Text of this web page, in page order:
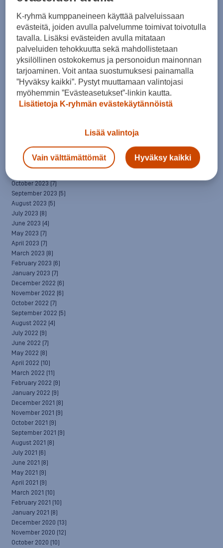
April 2025(7)
March 2025(7)
February 2025
(6)
January 2025 (8)
December 2024
November 2024(10)
October 2024(8)
September 2024(4)
August 2024(6)
July 2024(5)
June 2024(5)
January 2024
(7)
December 2023
October 2023 (7)
September 2023 (5)
August 2023 (5)
July 2023 (8)
June 2023 (4)
May 2023 (7)
April 2023 (7)
March 2023 (8)
February 2023 (6)
January 2023 (7)
December 2022 (6)
November 2022 (6)
October 2022 (7)
September 2022 (5)
August 2022 (4)
July 2022 (9)
June 2022 (7)
May 2022 (8)
April 2022 (10)
March 2022 (11)
February 2022 (9)
January 2022 (9)
December 2021 (8)
November 2021 (9)
October 2021 (9)
September 2021 (9)
August 2021 (8)
July 2021 (6)
June 2021 (8)
May 2021 (9)
April 2021 (9)
March 2021 (10)
February 2021 (10)
January 2021 (8)
December 2020 (13)
November 2020 (12)
October 2020 (10)
K-ryhmä kumppaneineen käyttää palveluissaan
evästeitä, joiden avulla palvelumme toimivat toivotulla
tavalla. Lisäksi evästeiden avulla mitataan
palveluiden tehokkuutta sekä mahdollistetaan
yksilöllinen ostokokemus ja personoidun mainonnan
tarjoaminen. Voit antaa suostumuksesi painamalla
”Hyväksy kaikki”. Pystyt muuttamaan valintojasi
myöhemmin ”Evästeasetukset”-linkin kautta.
Lisätietoja K-ryhmän evästekäytännöistä
Lisää valintoja
Vain välttämättömät Hyväksy kaikki